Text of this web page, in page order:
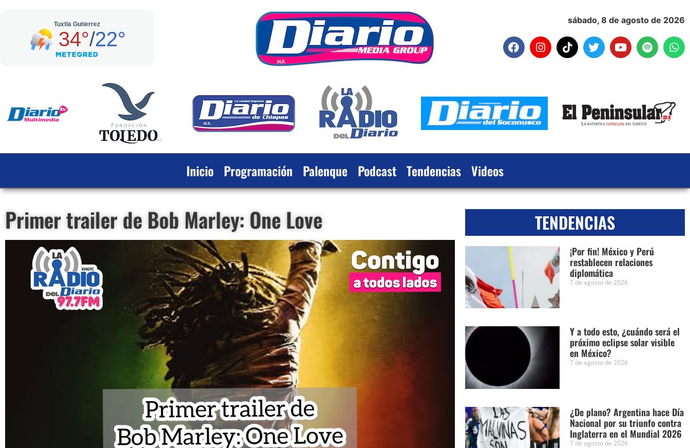
sábado, 8 de agosto de 2026
Inicio Programación Palenque Podcast Tendencias Videos
Primer trailer de Bob Marley: One Love TENDENCIAS
¡Por fin! México y Perú
restablecen relaciones
diplomática
7 de agosto de 2026
Y a todo esto, ¿cuándo será el
próximo eclipse solar visible
en México?
7 de agosto de 2026
¿De plano? Argentina hace Día
Nacional por su triunfo contra
Inglaterra en el Mundial 2026
7 de agosto de 2026